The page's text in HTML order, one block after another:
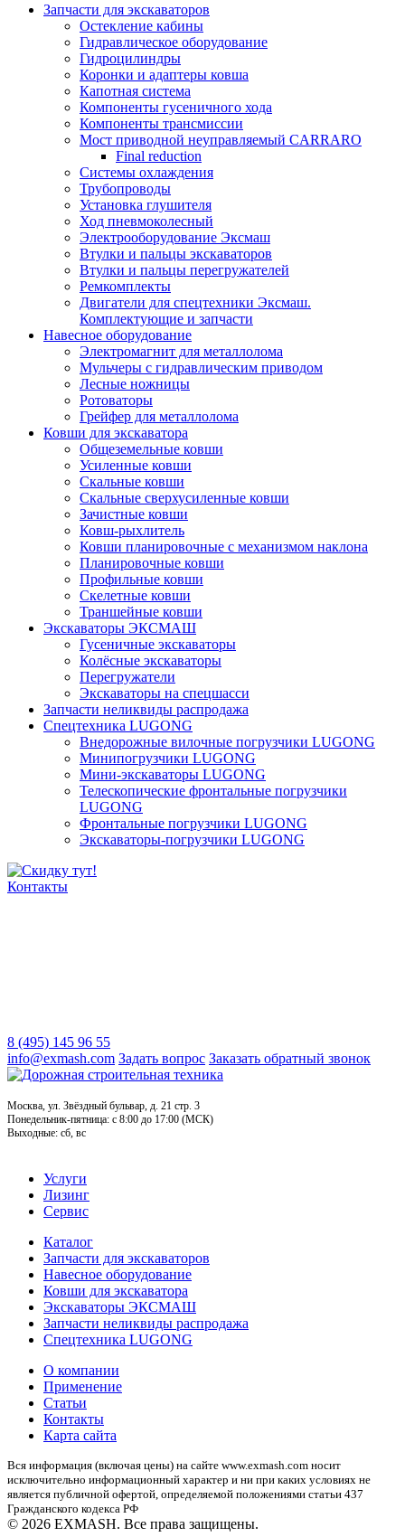
Запчасти для экскаваторов
Остекление кабины
Гидравлическое оборудование
Гидроцилиндры
Коронки и адаптеры ковша
Капотная система
Компоненты гусеничного хода
Компоненты трансмиссии
Мост приводной неуправляемый CARRARO
Final reduction
Системы охлаждения
Трубопроводы
Установка глушителя
Ход пневмоколесный
Электрооборудование Эксмаш
Втулки и пальцы экскаваторов
Втулки и пальцы перегружателей
Ремкомплекты
Двигатели для спецтехники Эксмаш.
Комплектующие и запчасти
Навесное оборудование
Электромагнит для металлолома
Мульчеры с гидравлическим приводом
Лесные ножницы
Ротоваторы
Грейфер для металлолома
Ковши для экскаватора
Общеземельные ковши
Усиленные ковши
Скальные ковши
Скальные сверхусиленные ковши
Зачистные ковши
Ковш-рыхлитель
Ковши планировочные с механизмом наклона
Планировочные ковши
Профильные ковши
Скелетные ковши
Траншейные ковши
Экскаваторы ЭКСМАШ
Гусеничные экскаваторы
Колёсные экскаваторы
Перегружатели
Экскаваторы на спецшасси
Запчасти неликвиды распродажа
Спецтехника LUGONG
Внедорожные вилочные погрузчики LUGONG
Минипогрузчики LUGONG
Мини-экскаваторы LUGONG
Телескопические фронтальные погрузчики
LUGONG
Фронтальные погрузчики LUGONG
Экскаваторы-погрузчики LUGONG
Контакты
8 (495) 145 96 55
info@exmash.com Задать вопрос Заказать обратный звонок
Москва, ул. Звёздный бульвар, д. 21 стр. 3
Понедельник-пятница: c 8:00 до 17:00 (МСК)
Выходные: сб, вс
Услуги
Лизинг
Сервис
Каталог
Запчасти для экскаваторов
Навесное оборудование
Ковши для экскаватора
Экскаваторы ЭКСМАШ
Запчасти неликвиды распродажа
Спецтехника LUGONG
О компании
Применение
Статьи
Контакты
Карта сайта
Вся информация (включая цены) на сайте www.exmash.com носит
исключительно информационный характер и ни при каких условиях не
является публичной офертой, определяемой положениями статьи 437
Гражданского кодекса РФ
© 2026 EXMASH. Все права защищены.